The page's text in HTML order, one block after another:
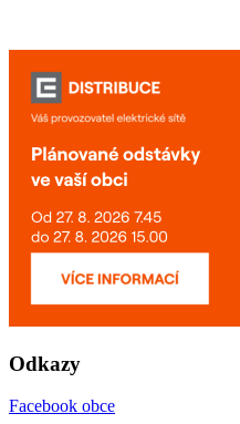
Odkazy
Facebook obce